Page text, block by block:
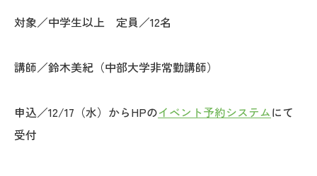
対象／中学生以上 定員／12名
講師／鈴木美紀（中部大学非常勤講師）
申込／12/17（水）からHPのイベント予約システムにて
受付